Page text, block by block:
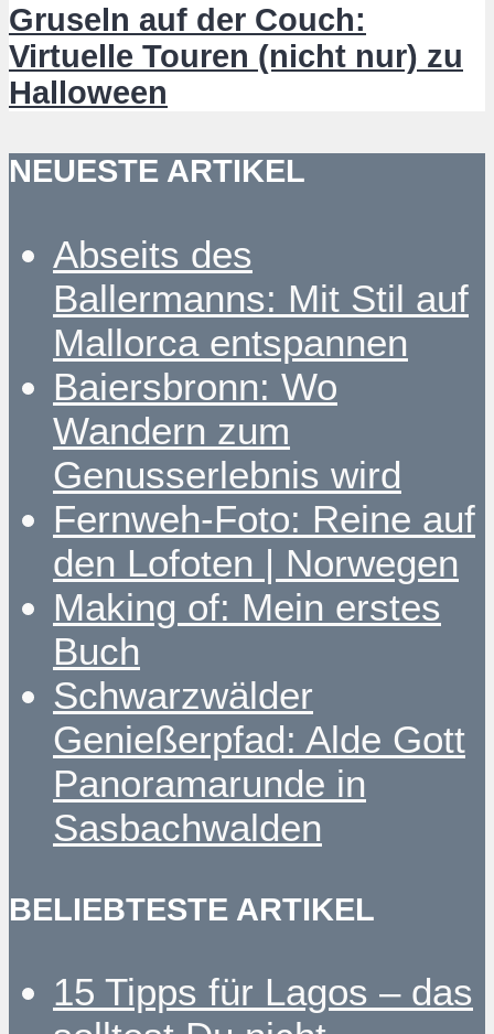
Gruseln auf der Couch:
Virtuelle Touren (nicht nur) zu
Halloween
NEUESTE ARTIKEL
Abseits des
Ballermanns: Mit Stil auf
Mallorca entspannen
Baiersbronn: Wo
Wandern zum
Genusserlebnis wird
Fernweh-Foto: Reine auf
den Lofoten | Norwegen
Making of: Mein erstes
Buch
Schwarzwälder
Genießerpfad: Alde Gott
Panoramarunde in
Sasbachwalden
BELIEBTESTE ARTIKEL
15 Tipps für Lagos – das